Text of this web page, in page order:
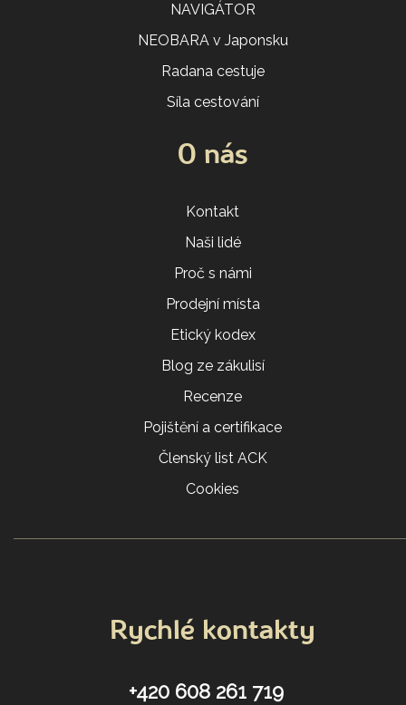
NAVIGÁTOR
NEOBARA v Japonsku
Radana cestuje
Síla cestování
O nás
Kontakt
Naši lidé
Proč s námi
Prodejní místa
Etický kodex
Blog ze zákulisí
Recenze
Pojištění a certifikace
Členský list ACK
Cookies
Rychlé kontakty
+420 608 261 719